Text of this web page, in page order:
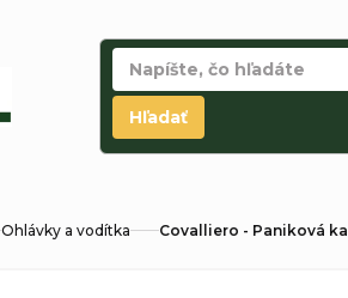
Hľadať
Ohlávky a vodítka Covalliero - Paniková